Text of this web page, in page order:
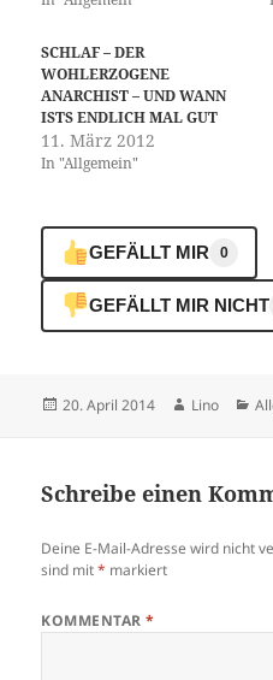
SCHLAF – DER
WOHLERZOGENE
ANARCHIST – UND WANN
ISTS ENDLICH MAL GUT
11. März 2012
In "Allgemein"
GEFÄLLT MIR 0
GEFÄLLT MIR NICHT
Veröffentlicht
20. April 2014 Autor
Lino
Schreibe einen
Deine E-Mail-Adresse wird nicht
sind mit* markiert
KOMMENTAR*